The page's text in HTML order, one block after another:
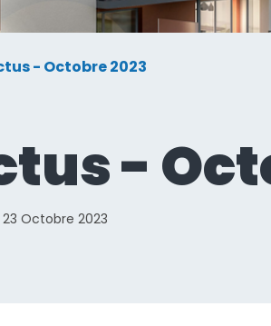
pour ma collectivité
ou promoteur
- Octobre 2023
-
23 Octobre 2023